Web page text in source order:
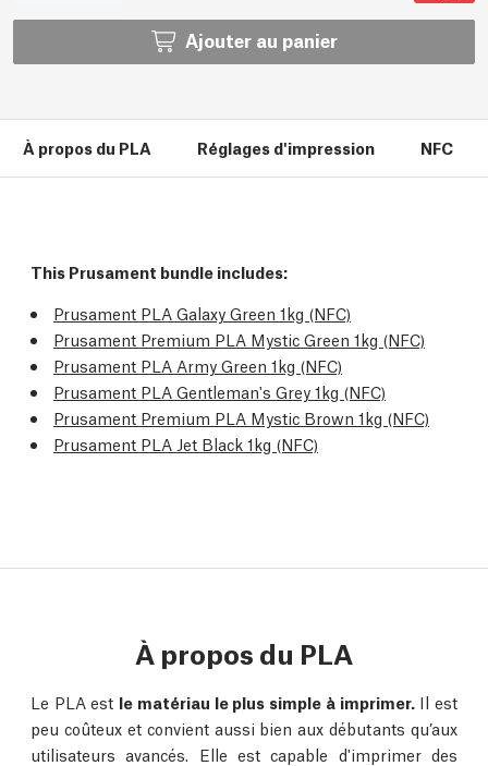
Ajouter au panier
À propos du PLA Réglages d'impression NFC
This Prusament bundle includes:
Prusament PLA Galaxy Green 1kg (NFC)
Prusament Premium PLA Mystic Green 1kg (NFC)
Prusament PLA Army Green 1kg (NFC)
Prusament PLA Gentleman's Grey 1kg (NFC)
Prusament Premium PLA Mystic Brown 1kg (NFC)
Prusament PLA Jet Black 1kg (NFC)
À propos du PLA
Le PLA est le matériau le plus simple à imprimer.Il est
peu coûteux et convient aussi bien aux débutants qu’aux
utilisateurs avancés. Elle est capable d'imprimer des